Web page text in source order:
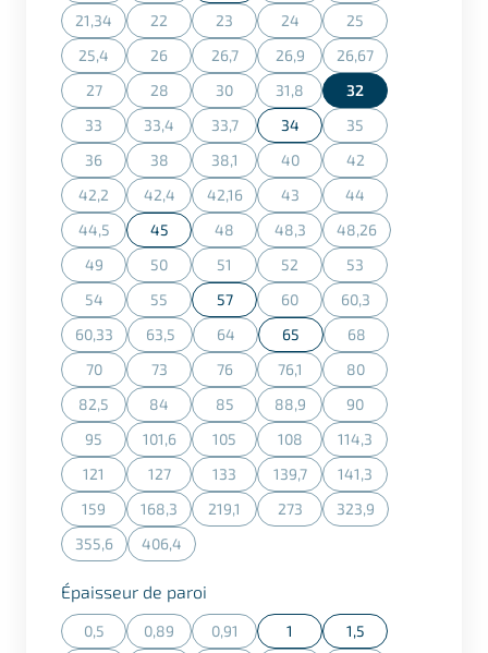
21,34
(Cette action n'est actuellement pas disponible.)
22
(Cette action n'est actuellement pas disponible.)
23
(Cette action n'est actuellement pas
24
(Cette action n'est
25
(Cette action n'est
25,4
(Cette action n'est actuellement pas disponible.)
26
(Cette action n'est actuellement pas disponible.)
26,7
(Cette action n'est actuellement pas
26,9
(Cette action n'est
26,67
(Cette action n'est
27
(Cette action n'est actuellement pas disponible.)
28
(Cette action n'est actuellement pas disponible.)
30
(Cette action n'est actuellement pas
31,8
(Cette action n'est
32
33
(Cette action n'est actuellement pas disponible.)
33,4
(Cette action n'est actuellement pas disponible.)
33,7
(Cette action n'est actuellement pas
34 35
(Cette action n'est
36
(Cette action n'est actuellement pas disponible.)
38
(Cette action n'est actuellement pas disponible.)
38,1
(Cette action n'est actuellement pas
40
(Cette action n'est
42
(Cette action n'est
42,2
(Cette action n'est actuellement pas disponible.)
42,4
(Cette action n'est actuellement pas disponible.)
42,16
(Cette action n'est actuellement pas
43
(Cette action n'est
44
(Cette action n'est
44,5
(Cette action n'est actuellement pas disponible.)
45 48
(Cette action n'est actuellement pas
48,3
(Cette action n'est
48,26
(Cette action n'est
49
(Cette action n'est actuellement pas disponible.)
50
(Cette action n'est actuellement pas disponible.)
51
(Cette action n'est actuellement pas
52
(Cette action n'est
53
(Cette action n'est
54
(Cette action n'est actuellement pas disponible.)
55
(Cette action n'est actuellement pas disponible.)
57 60
(Cette action n'est
60,3
(Cette action n'est
60,33
(Cette action n'est actuellement pas disponible.)
63,5
(Cette action n'est actuellement pas disponible.)
64
(Cette action n'est actuellement pas
65 68
(Cette action n'est
70
(Cette action n'est actuellement pas disponible.)
73
(Cette action n'est actuellement pas disponible.)
76
(Cette action n'est actuellement pas
76,1
(Cette action n'est
80
(Cette action n'est
82,5
(Cette action n'est actuellement pas disponible.)
84
(Cette action n'est actuellement pas disponible.)
85
(Cette action n'est actuellement pas
88,9
(Cette action n'est
90
(Cette action n'est
95
(Cette action n'est actuellement pas disponible.)
101,6
(Cette action n'est actuellement pas disponible.)
105
(Cette action n'est actuellement pas
108
(Cette action n'est
114,3
(Cette action n'est
121
(Cette action n'est actuellement pas disponible.)
127
(Cette action n'est actuellement pas disponible.)
133
(Cette action n'est actuellement pas
139,7
(Cette action n'est
141,3
(Cette action n'est
159
(Cette action n'est actuellement pas disponible.)
168,3
(Cette action n'est actuellement pas disponible.)
219,1
(Cette action n'est actuellement pas
273
(Cette action n'est
323,9
(Cette action n'est
355,6
(Cette action n'est actuellement pas disponible.)
406,4
(Cette action n'est actuellement pas disponible.)
Épaisseur de paroi
0,5
(Cette action n'est actuellement pas disponible.)
0,89
(Cette action n'est actuellement pas disponible.)
0,91
(Cette action n'est actuellement pas
1
1,5